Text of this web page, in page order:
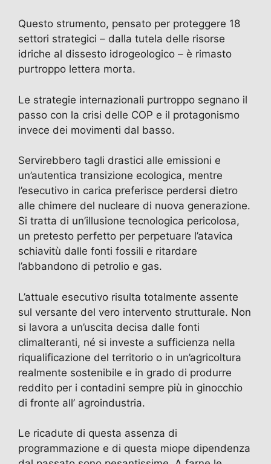
Questo strumento, pensato per proteggere 18
settori strategici – dalla tutela delle risorse
idriche al dissesto idrogeologico – è rimasto
purtroppo lettera morta.
Le strategie internazionali purtroppo segnano il
passo con la crisi delle COP e il protagonismo
invece dei movimenti dal basso.
Servirebbero tagli drastici alle emissioni e
un’autentica transizione ecologica, mentre
l’esecutivo in carica preferisce perdersi dietro
alle chimere del nucleare di nuova generazione.
Si tratta di un’illusione tecnologica pericolosa,
un pretesto perfetto per perpetuare l’atavica
schiavitù dalle fonti fossili e ritardare
l’abbandono di petrolio e gas.
L’attuale esecutivo risulta totalmente assente
sul versante del vero intervento strutturale. Non
si lavora a un’uscita decisa dalle fonti
climalteranti, né si investe a sufficienza nella
riqualificazione del territorio o in un’agricoltura
realmente sostenibile e in grado di produrre
reddito per i contadini sempre più in ginocchio
di fronte all’ agroindustria.
Le ricadute di questa assenza di
programmazione e di questa miope dipendenza